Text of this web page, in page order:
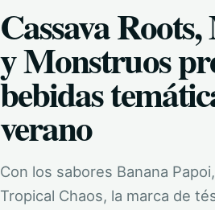
Cassava
y Monstruos
bebidas
verano
Con los sabores Banana
Tropical Chaos, la marca de